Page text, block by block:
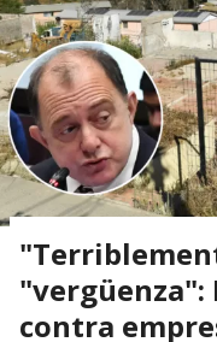
"vergüenza":
contra